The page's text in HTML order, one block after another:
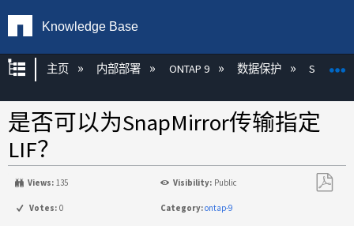
Knowledge Base
扩展/隐缩全局层次
主页 内部部署 ONTAP 9 数据保护
是否可以为SnapMirror传输指定
LIF？
Views: 135 Visibility: Public
Votes: 0 Category:ontap-9